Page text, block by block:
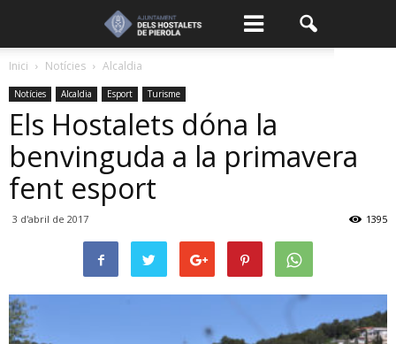
Inici Notícies Alcaldia
Notícies Alcaldia Esport Turisme
Els Hostalets dóna la
benvinguda a la primavera
fent esport
3 d'abril de 2017 1395